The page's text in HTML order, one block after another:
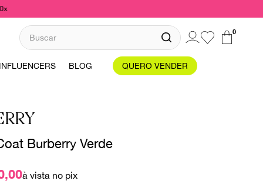
Buscar 0
INFLUENCERS BLOG QUERO VENDER
Burberry Verde
à vista no pix